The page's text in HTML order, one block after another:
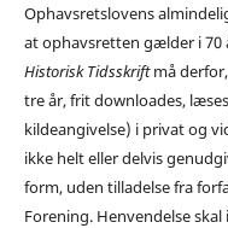
Ophavsretslovens
at ophavsretten gælder i 70
Historisk Tidsskriftmå
tre år, frit downloades,
kildeangivelse) i privat og
ikke helt eller delvis
form, uden tilladelse fra
Forening. Henvendelse